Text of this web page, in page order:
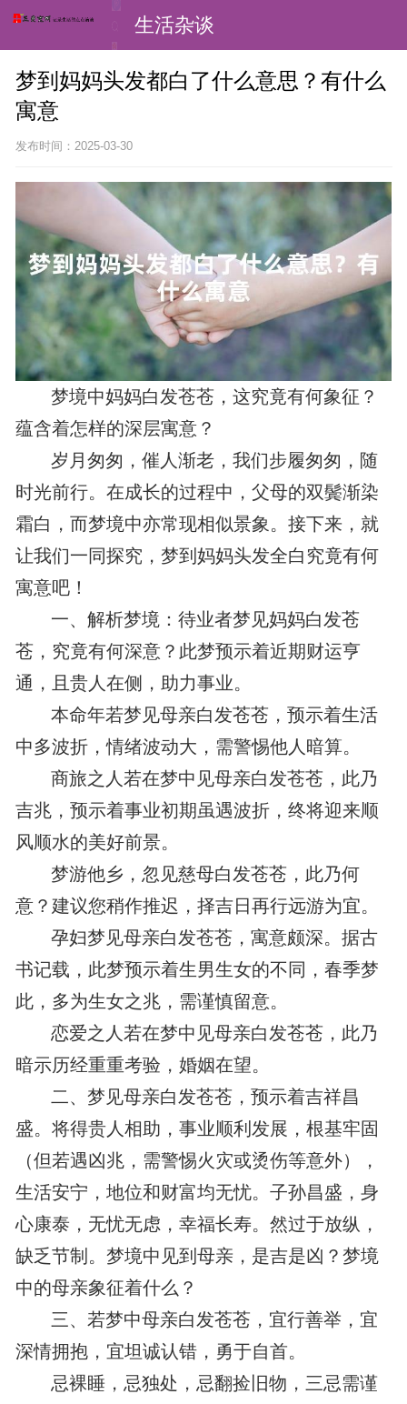
生活杂谈
梦到妈妈头发都白了什么意思？有什么
寓意
发布时间：2025-03-30
梦境中妈妈白发苍苍，这究竟有何象征？
蕴含着怎样的深层寓意？
岁月匆匆，催人渐老，我们步履匆匆，随
时光前行。在成长的过程中，父母的双鬓渐染
霜白，而梦境中亦常现相似景象。接下来，就
让我们一同探究，梦到妈妈头发全白究竟有何
寓意吧！
一、解析梦境：待业者梦见妈妈白发苍
苍，究竟有何深意？此梦预示着近期财运亨
通，且贵人在侧，助力事业。
本命年若梦见母亲白发苍苍，预示着生活
中多波折，情绪波动大，需警惕他人暗算。
商旅之人若在梦中见母亲白发苍苍，此乃
吉兆，预示着事业初期虽遇波折，终将迎来顺
风顺水的美好前景。
梦游他乡，忽见慈母白发苍苍，此乃何
意？建议您稍作推迟，择吉日再行远游为宜。
孕妇梦见母亲白发苍苍，寓意颇深。据古
书记载，此梦预示着生男生女的不同，春季梦
此，多为生女之兆，需谨慎留意。
恋爱之人若在梦中见母亲白发苍苍，此乃
暗示历经重重考验，婚姻在望。
二、梦见母亲白发苍苍，预示着吉祥昌
盛。将得贵人相助，事业顺利发展，根基牢固
（但若遇凶兆，需警惕火灾或烫伤等意外），
生活安宁，地位和财富均无忧。子孙昌盛，身
心康泰，无忧无虑，幸福长寿。然过于放纵，
缺乏节制。梦境中见到母亲，是吉是凶？梦境
中的母亲象征着什么？
三、若梦中母亲白发苍苍，宜行善举，宜
深情拥抱，宜坦诚认错，勇于自首。
忌裸睡，忌独处，忌翻捡旧物，三忌需谨